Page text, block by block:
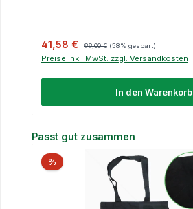
Verkaufspreis:
41,58 € 99,00 € (58% gespart)
Preise inkl. MwSt. zzgl. Versandkosten
In den Warenkorb
Produktgalerie überspringen
Passt gut zusammen
%